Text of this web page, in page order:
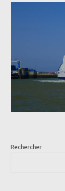
Rechercher